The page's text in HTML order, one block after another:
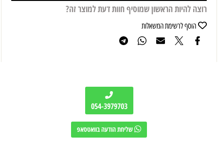
רוצה להיות הראשון שמוסיף חוות דעת למוצר זה?
הוסף לרשימת המשאלות
054-3979703
שליחת הודעה בוואטסאפ